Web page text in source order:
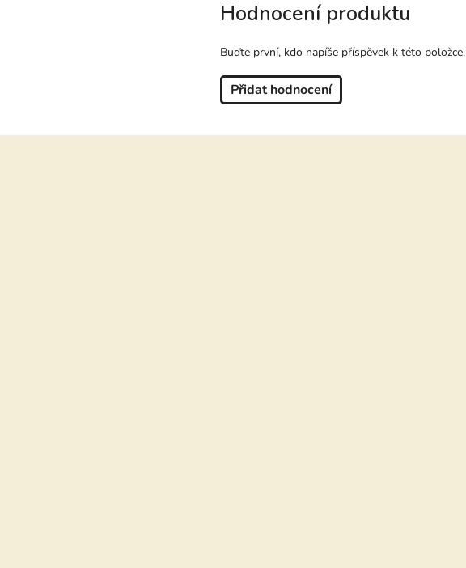
Hodnocení produktu
Buďte první, kdo napíše příspěvek k této položce.
Přidat hodnocení